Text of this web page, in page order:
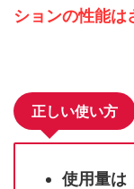
ションの性能は
正しい使い方
使用量は